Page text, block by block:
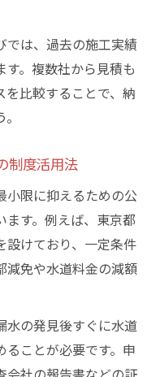
では、過去の施工実績
。複数社から見積も
を比較することで、納
制度活用法
小限に抑えるための公
ます。例えば、東京都
設けており、一定条件
減免や水道料金の減額
水の発見後すぐに水道
ことが必要です。申